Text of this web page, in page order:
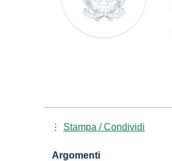
Stampa / Condividi
Argomenti